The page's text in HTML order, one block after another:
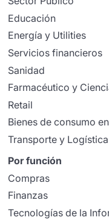
Educación
Energía y Utilities
Servicios financieros
Sanidad
Farmacéutico y
Retail
Bienes de consumo
Transporte y Logística
Por función
Compras
Finanzas
Tecnologías de la